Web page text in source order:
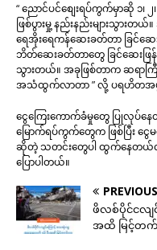
“ ညောင်ပင်စျေးရပ်ကွက်မှာဆို ၁
ဖြစ်ပွားမှု့ နည်းနည်းများသွားတ
ရေအိုးရေကန်ဆေးခတ်တာ ခြင်ဆ
ဘိတ်ဆေးခတ်တာတွေ ခြင်ဆေးဖြ
သွားတယ်။ အခုဖြစ်တာက ဆရာ
အသံထွက်လာတာ ” လို့ ပရဟိတအဖွဲ့တ
ငွေကြေးကောက်ခံမှုတွေ ပြုလုပ်
မြောက်ရပ်ကွက်တွေက ဖြစ်ပြီး ငွေ
ဆိုတဲ့ သတင်းတွေပါ ထွက်နေတယ်လို့
ပြောပါတယ်။
PREVIOUS
ဖိလစ်ပိုင်ငလ
အထိ မြင့်တ